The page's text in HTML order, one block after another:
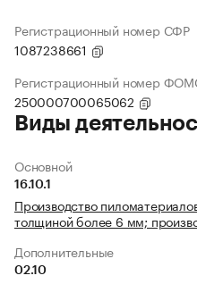
Регистрационный номер СФР
1087238661
Регистрационный номер
250000700065062
Виды
Основной
16.10.1
Производство
толщиной более 6 мм;
Дополнительные
02.10